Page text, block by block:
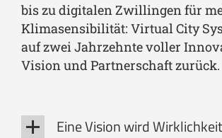
bis zu digitalen Zwillingen für
Klimasensibilität: Virtual City
auf zwei Jahrzehnte voller
Vision und Partnerschaft zurück.
Eine Vision wird Wirklichkeit